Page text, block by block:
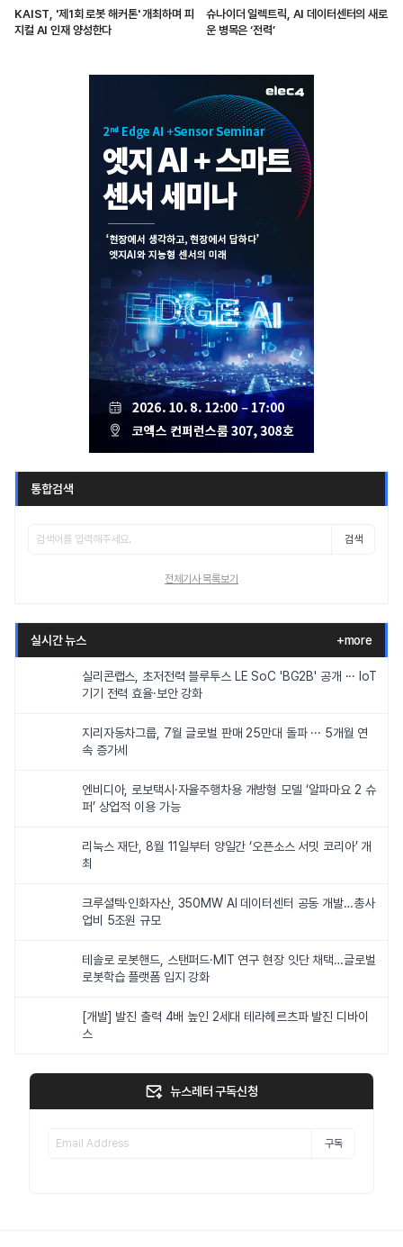
KAIST, '제1회 로봇 해커톤' 개최하며 피
지컬 AI 인재 양성한다
슈나이더 일렉트릭, AI 데이터센터의 새로
운 병목은 ‘전력’
통합검색
검색
전체기사 목록보기
실시간 뉴스 +more
실리콘랩스, 초저전력 블루투스 LE SoC 'BG2B' 공개 ··· IoT
기기 전력 효율·보안 강화
지리자동차그룹, 7월 글로벌 판매 25만대 돌파 ··· 5개월 연
속 증가세
엔비디아, 로보택시·자율주행차용 개방형 모델 ‘알파마요 2 슈
퍼’ 상업적 이용 가능
리눅스 재단, 8월 11일부터 양일간 ‘오픈소스 서밋 코리아’ 개
최
크루셜텍·인화자산, 350MW AI 데이터센터 공동 개발…총사
업비 5조원 규모
테솔로 로봇핸드, 스탠퍼드·MIT 연구 현장 잇단 채택…글로벌
로봇학습 플랫폼 입지 강화
[개발] 발진 출력 4배 높인 2세대 테라헤르츠파 발진 디바이
스
뉴스레터 구독신청
구독